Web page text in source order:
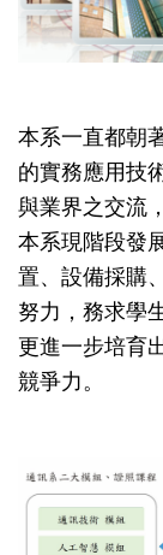
本系一直都朝
的實務應用技
與業界之交流
本系現階段發
置、設備採購
努力，務求學
更進一步培育
競爭力。